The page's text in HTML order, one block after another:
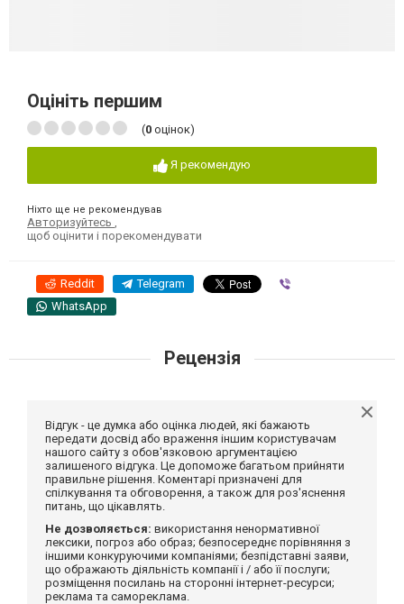
Оцініть першим
(0 оцінок)
Я рекомендую
Ніхто ще не рекомендував
Авторизуйтесь
щоб оцінити і порекомендувати
Reddit Telegram
WhatsApp
Рецензія
Відгук - це думка або оцінка людей, які бажають
передати досвід або враження іншим користувачам
нашого сайту з обов'язковою аргументацією
залишеного відгука. Це допоможе багатьом прийняти
правильне рішення. Коментарі призначені для
спілкування та обговорення, а також для роз'яснення
питань, що цікавлять.
Не дозволяється: використання ненормативної
лексики, погроз або образ; безпосереднє порівняння з
іншими конкуруючими компаніями; безпідставні заяви,
що ображають діяльність компанії і / або її послуги;
розміщення посилань на сторонні інтернет-ресурси;
реклама та самореклама.